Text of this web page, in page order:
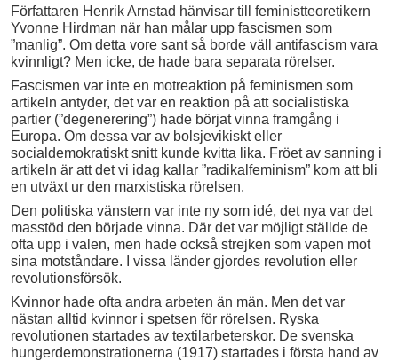
Författaren Henrik Arnstad hänvisar till feministteoretikern
Yvonne Hirdman när han målar upp fascismen som
”manlig”. Om detta vore sant så borde väll antifascism vara
kvinnligt? Men icke, de hade bara separata rörelser.
Fascismen var inte en motreaktion på feminismen som
artikeln antyder, det var en reaktion på att socialistiska
partier (”degenerering”) hade börjat vinna framgång i
Europa. Om dessa var av bolsjevikiskt eller
socialdemokratiskt snitt kunde kvitta lika. Fröet av sanning i
artikeln är att det vi idag kallar ”radikalfeminism” kom att bli
en utväxt ur den marxistiska rörelsen.
Den politiska vänstern var inte ny som idé, det nya var det
masstöd den började vinna. Där det var möjligt ställde de
ofta upp i valen, men hade också strejken som vapen mot
sina motståndare. I vissa länder gjordes revolution eller
revolutionsförsök.
Kvinnor hade ofta andra arbeten än män. Men det var
nästan alltid kvinnor i spetsen för rörelsen. Ryska
revolutionen startades av textilarbeterskor. De svenska
hungerdemonstrationerna (1917) startades i första hand av